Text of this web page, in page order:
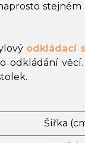
stejném
odkládací
odkládání
Šířka